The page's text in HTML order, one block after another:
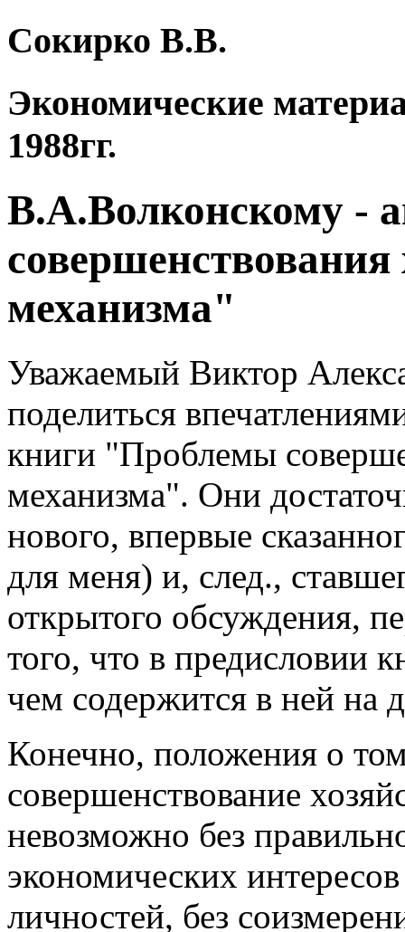
Сокирко В.В.
Экономические
1988гг.
В.А.Волконскому -
совершенствования
механизма"
Уважаемый Виктор
поделиться
книги "Проблемы
механизма". Они
нового, впервые
для меня) и, след.,
открытого обсуждения,
того, что в предисловии
чем содержится в ней на
Конечно, положения о
совершенствование
невозможно без
экономических
личностей, без